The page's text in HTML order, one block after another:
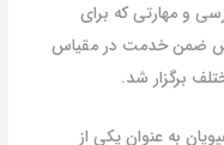
و مهارتی که برای
ضمن خدمت در مقیاس
برگزار شد.
به عنوان یکی از